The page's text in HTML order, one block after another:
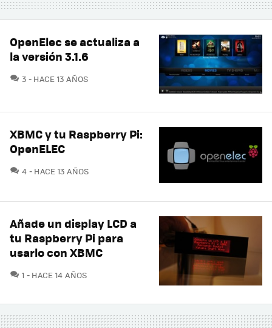
OpenElec se actualiza a
la versión 3.1.6
3 COMENTARIOS
HACE 13 AÑOS
XBMC y tu Raspberry Pi:
OpenELEC
4 COMENTARIOS
HACE 13 AÑOS
Añade un display LCD a
tu Raspberry Pi para
usarlo con XBMC
1 COMENTARIOS
HACE 14 AÑOS